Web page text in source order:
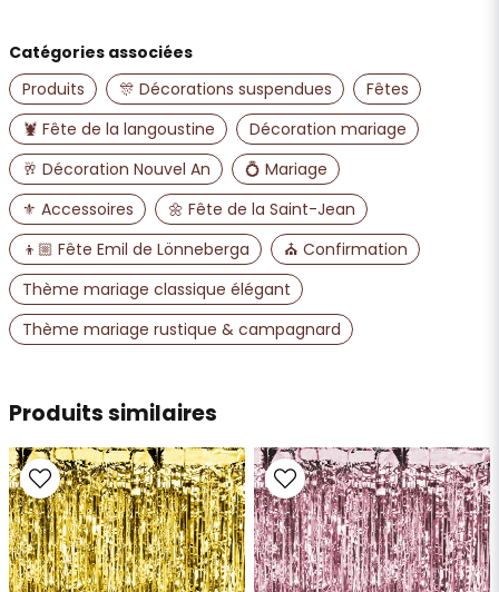
name
Nom
email
Adresse e-mail
Oui, vous pouvez publier ma question
Envoyer la question
Produits similaires
Catégories associées
Produits
🎊 Décorations suspendues
Fêtes
🦞 Fête de la langoustine
Décoration mariage
🥂 Décoration Nouvel An
💍 Mariage
⚜️ Accessoires
🌼 Fête de la Saint-Jean
👦🏼 Fête Emil de Lönneberga
⛪ Confirmation
Thème mariage classique élégant
Thème mariage rustique & campagnard